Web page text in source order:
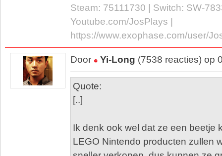
Steam: 75111730 | Switch: SW-
Youtube.com/JosPlays |
https://www.exophase.com/user/
Door Yi-Long (7538 reacties) op
Quote:
[..]
Ik denk ook wel dat ze een beetje
LEGO Nintendo producten zullen